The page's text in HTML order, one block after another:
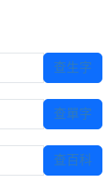
查生字
查單字
查百科